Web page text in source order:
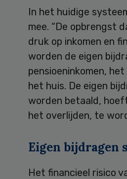
In het huidige
mee. “De opbrengst
druk op inkomen en
worden de eigen
pensioeninkomen,
het huis. De eigen
worden betaald,
het overlijden, te
Eigen bijdragen
Het financieel risico